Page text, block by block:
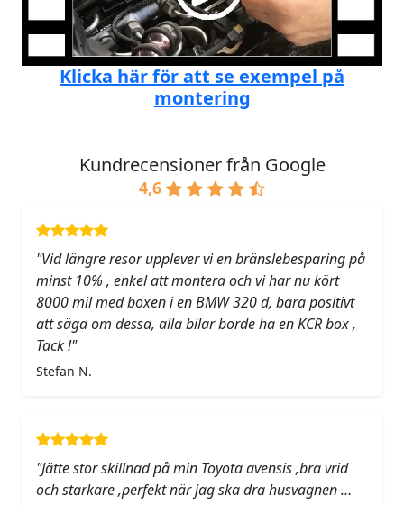
Klicka här för att se exempel på
montering
Kundrecensioner från Google
4,6
"Vid längre resor upplever vi en bränslebesparing på
minst 10% , enkel att montera och vi har nu kört
8000 mil med boxen i en BMW 320 d, bara positivt
att säga om dessa, alla bilar borde ha en KCR box ,
Tack !"
Stefan N.
"Jätte stor skillnad på min Toyota avensis ,bra vrid
och starkare ,perfekt när jag ska dra husvagnen …